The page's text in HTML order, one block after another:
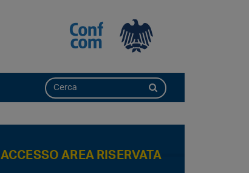
ACCESSO AREA RISERVATA